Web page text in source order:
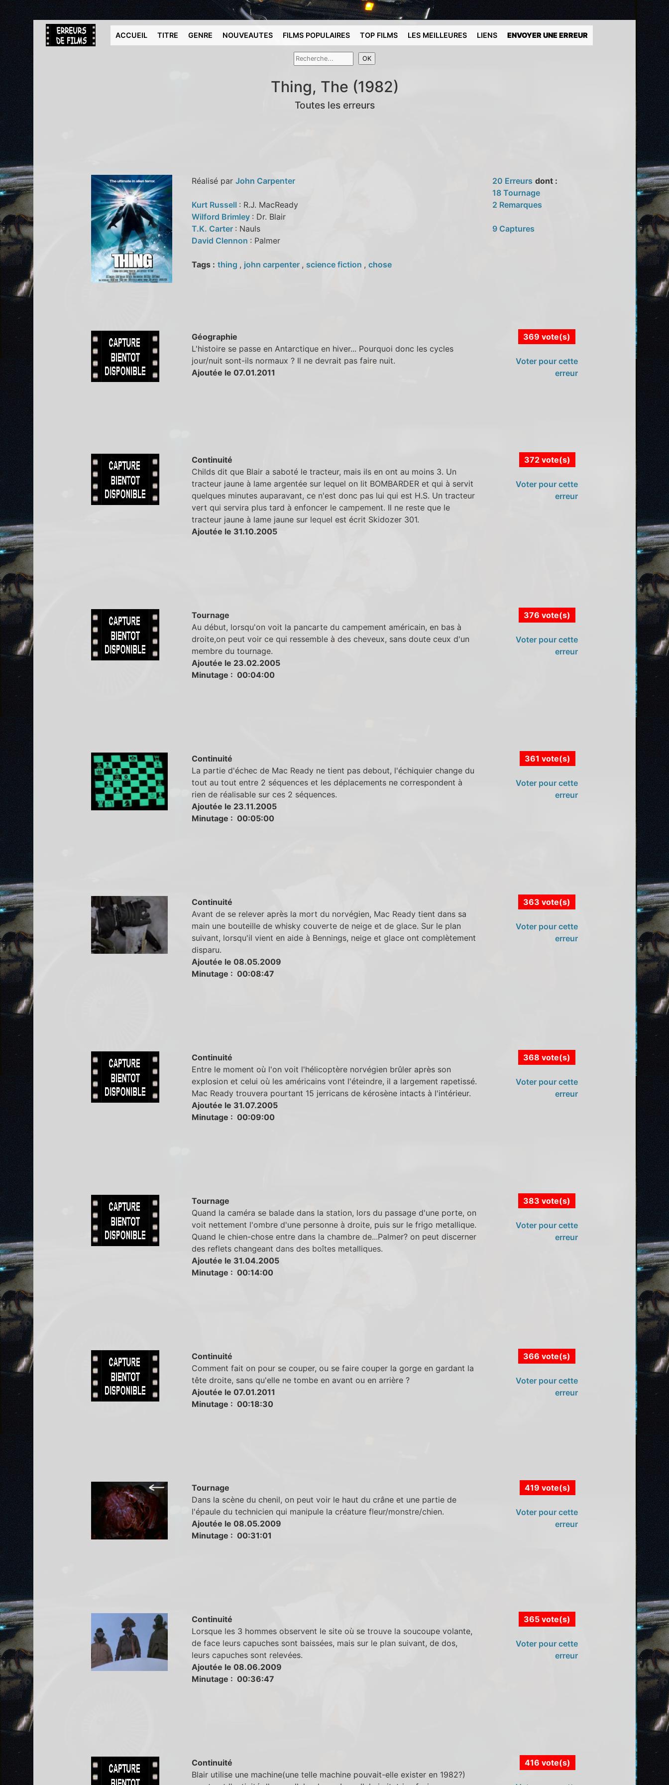
ACCUEIL TITRE GENRE NOUVEAUTES FILMS POPULAIRES TOP FILMS LES MEILLEURES LIENS ENVOYER UNE ERREUR
Thing, The (1982)
Toutes les erreurs
Réalisé par John Carpenter
Kurt Russell : R.J. MacReady
Wilford Brimley : Dr. Blair
T.K. Carter : Nauls
David Clennon : Palmer
Tags : thing , john carpenter , science fiction , chose
20 Erreurs dont :
18 Tournage
2 Remarques
9 Captures
Géographie
L'histoire se passe en Antarctique en hiver... Pourquoi donc les cycles
jour/nuit sont-ils normaux ? Il ne devrait pas faire nuit.
Ajoutée le 07.01.2011
369 vote(s)
Voter pour cette
erreur
Continuité
Childs dit que Blair a saboté le tracteur, mais ils en ont au moins 3. Un
tracteur jaune à lame argentée sur lequel on lit BOMBARDER et qui à servit
quelques minutes auparavant, ce n'est donc pas lui qui est H.S. Un tracteur
vert qui servira plus tard à enfoncer le campement. Il ne reste que le
tracteur jaune à lame jaune sur lequel est écrit Skidozer 301.
Ajoutée le 31.10.2005
372 vote(s)
Voter pour cette
erreur
Tournage
Au début, lorsqu'on voit la pancarte du campement américain, en bas à
droite,on peut voir ce qui ressemble à des cheveux, sans doute ceux d'un
membre du tournage.
Ajoutée le 23.02.2005
Minutage : 00:04:00
376 vote(s)
Voter pour cette
erreur
Continuité
La partie d'échec de Mac Ready ne tient pas debout, l'échiquier change du
tout au tout entre 2 séquences et les déplacements ne correspondent à
rien de réalisable sur ces 2 séquences.
Ajoutée le 23.11.2005
Minutage : 00:05:00
361 vote(s)
Voter pour cette
erreur
Continuité
Avant de se relever après la mort du norvégien, Mac Ready tient dans sa
main une bouteille de whisky couverte de neige et de glace. Sur le plan
suivant, lorsqu'il vient en aide à Bennings, neige et glace ont complètement
disparu.
Ajoutée le 08.05.2009
Minutage : 00:08:47
363 vote(s)
Voter pour cette
erreur
Continuité
Entre le moment où l'on voit l'hélicoptère norvégien brûler après son
explosion et celui où les américains vont l'éteindre, il a largement rapetissé.
Mac Ready trouvera pourtant 15 jerricans de kérosène intacts à l'intérieur.
Ajoutée le 31.07.2005
Minutage : 00:09:00
368 vote(s)
Voter pour cette
erreur
Tournage
Quand la caméra se balade dans la station, lors du passage d'une porte, on
voit nettement l'ombre d'une personne à droite, puis sur le frigo metallique.
Quand le chien-chose entre dans la chambre de...Palmer? on peut discerner
des reflets changeant dans des boîtes metalliques.
Ajoutée le 31.04.2005
Minutage : 00:14:00
383 vote(s)
Voter pour cette
erreur
Continuité
Comment fait on pour se couper, ou se faire couper la gorge en gardant la
tête droite, sans qu'elle ne tombe en avant ou en arrière ?
Ajoutée le 07.01.2011
Minutage : 00:18:30
366 vote(s)
Voter pour cette
erreur
Tournage
Dans la scène du chenil, on peut voir le haut du crâne et une partie de
l'épaule du technicien qui manipule la créature fleur/monstre/chien.
Ajoutée le 08.05.2009
Minutage : 00:31:01
419 vote(s)
Voter pour cette
erreur
Continuité
Lorsque les 3 hommes observent le site où se trouve la soucoupe volante,
de face leurs capuches sont baissées, mais sur le plan suivant, de dos,
leurs capuches sont relevées.
Ajoutée le 08.06.2009
Minutage : 00:36:47
365 vote(s)
Voter pour cette
erreur
Continuité
Blair utilise une machine(une telle machine pouvait-elle exister en 1982?)
416 vote(s)